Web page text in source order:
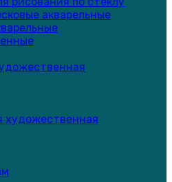
акварельные
художественная